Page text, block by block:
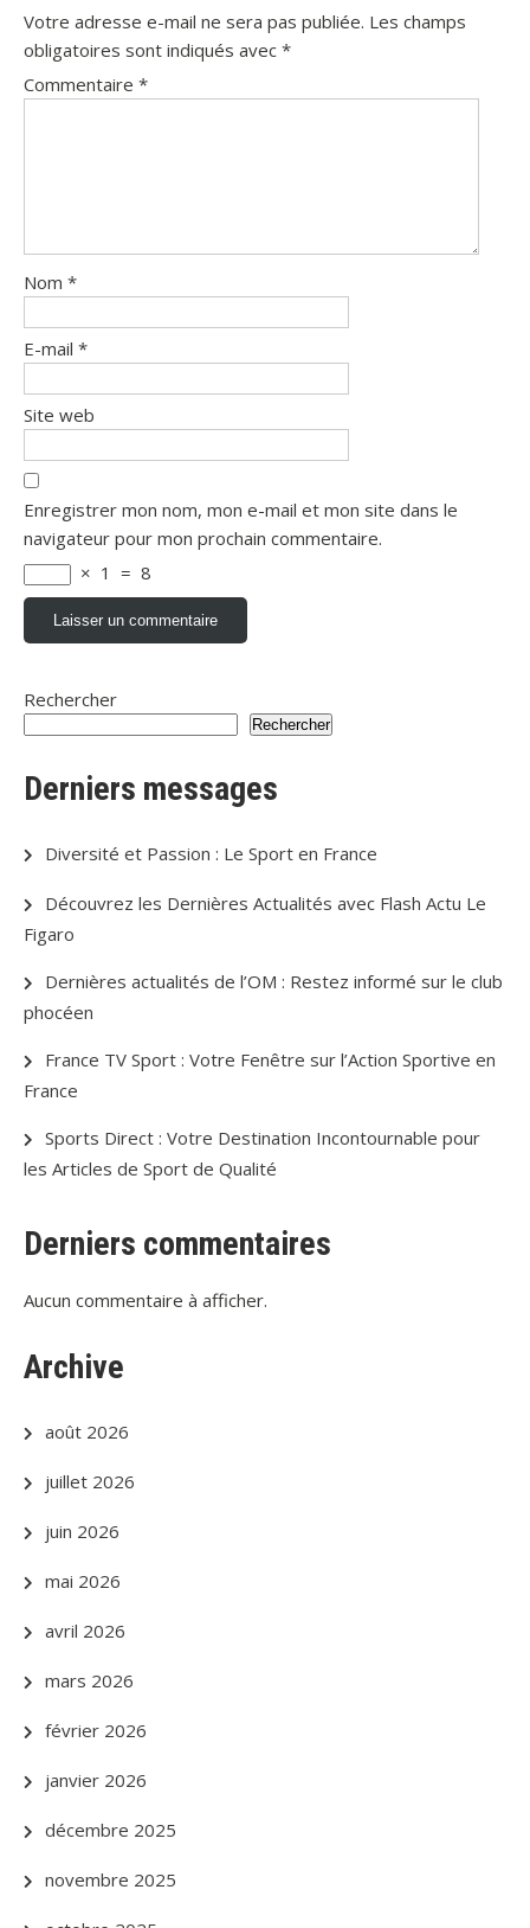
Votre adresse e-mail ne sera pas publiée. Les champs
obligatoires sont indiqués avec *
Commentaire *
Nom *
E-mail *
Site web
Enregistrer mon nom, mon e-mail et mon site dans le
navigateur pour mon prochain commentaire.
× 1 = 8
Rechercher
Rechercher
Derniers messages
Diversité et Passion : Le Sport en France
Découvrez les Dernières Actualités avec Flash Actu Le
Figaro
Dernières actualités de l’OM : Restez informé sur le club
phocéen
France TV Sport : Votre Fenêtre sur l’Action Sportive en
France
Sports Direct : Votre Destination Incontournable pour
les Articles de Sport de Qualité
Derniers commentaires
Aucun commentaire à afficher.
Archive
août 2026
juillet 2026
juin 2026
mai 2026
avril 2026
mars 2026
février 2026
janvier 2026
décembre 2025
novembre 2025